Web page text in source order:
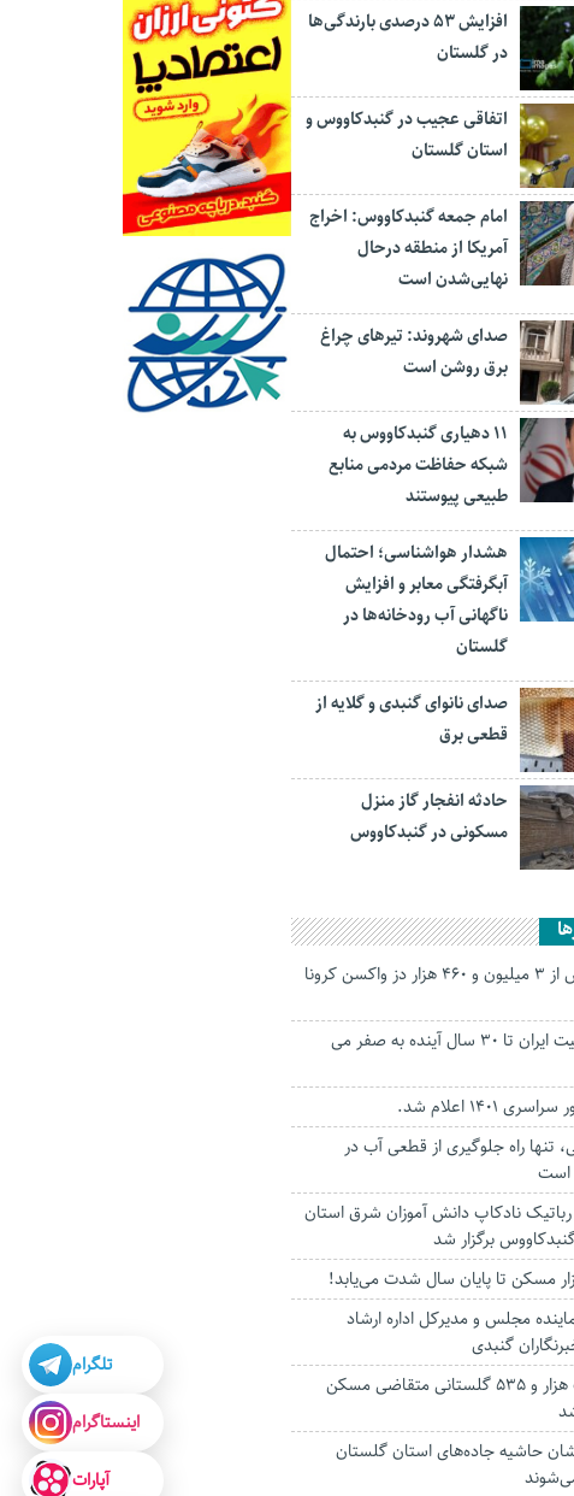
افزایش ۵۳ درصدی بارندگی‌ها
در گلستان
اتفاقی عجیب در‌ گنبدکاووس و
استان گلستان
امام جمعه گنبدکاووس: اخراج
آمریکا از منطقه درحال
نهایی‌شدن است
صدای شهروند: تیرهای چراغ
برق روشن است
۱۱ دهیاری گنبدکاووس به
شبکه حفاظت مردمی منابع
طبیعی پیوستند
هشدار هواشناسی؛ احتمال
آبگرفتگی معابر و افزایش
ناگهانی آب رودخانه‌ها در
گلستان
صدای نانوای گنبدی و گلایه از
قطعی برق
حادثه انفجار گاز منزل
مسکونی در گنبدکاووس
تزریق بیش از ۳ میلیون و ۴۶۰ هزار دز واکسن کرونا
رشد جمعیت ایران تا ۳۰ سال آینده به صفر می
۱۴۰۱ اعلام شد.
تنها راه جلوگیری از قطعی آب در
است
نادکاپ دانش آموزان شرق استان
برگزار شد
مسکن تا پایان سال شدت می‌یابد!
مجلس و مدیرکل اداره ارشاد
گنبدی
درخواست هزار و ۵۳۵ گلستانی متقاضی مسکن
حاشیه جاده‌های استان گلستان
تلگرام
اینستاگرام
آپارات